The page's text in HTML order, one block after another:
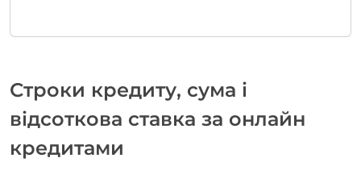
Строки кредиту, сума і
відсоткова ставка за онлайн
кредитами